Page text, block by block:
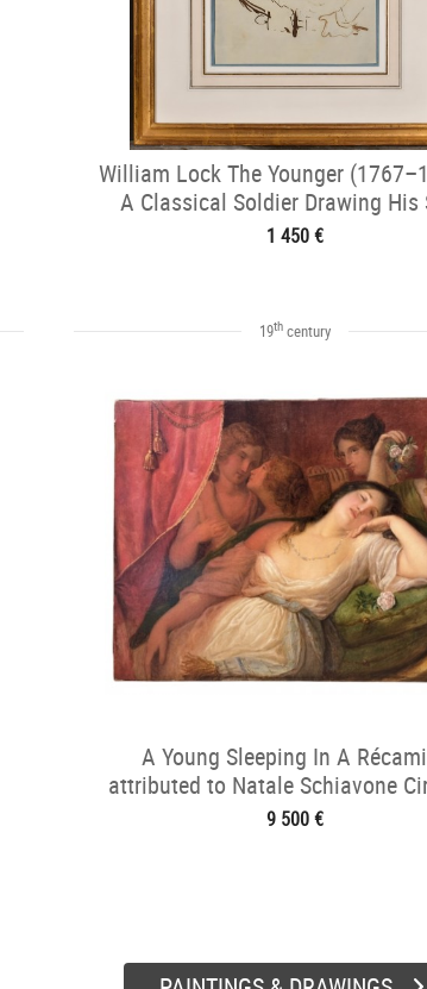
William Lock The Younger
A Classical Soldier Drawing His
1 450 €
19th century
A Young Sleeping In A
attributed to Natale Schiavone
9 500 €